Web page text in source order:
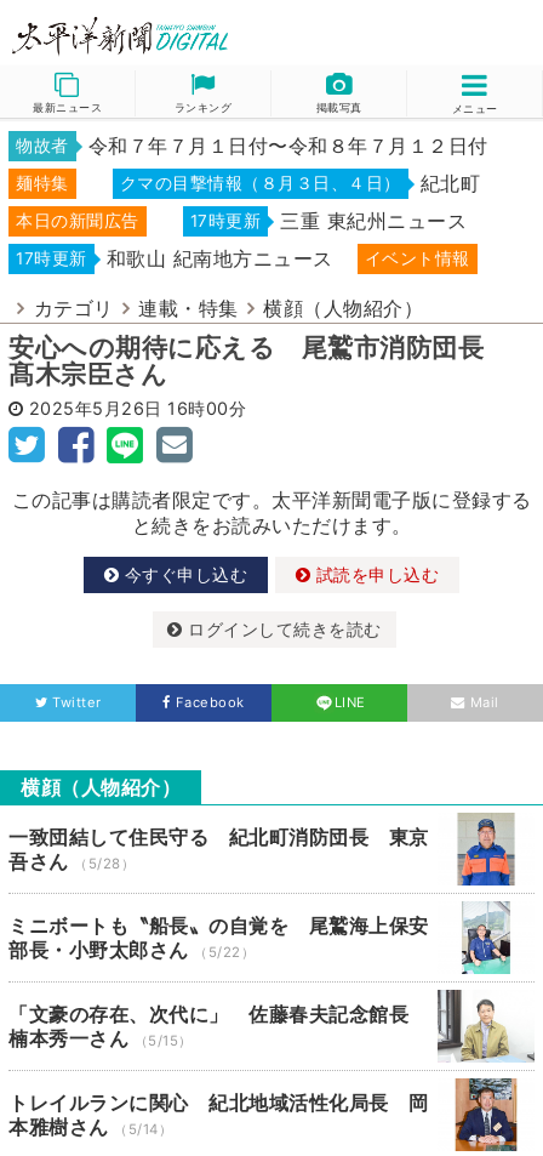
最新ニュース ランキング 掲載写真 メニュー
物故者 令和７年７月１日付〜令和８年７月１２日付
麺特集 クマの目撃情報（８月３日、４日） 紀北町
本日の新聞広告 17時更新 三重 東紀州ニュース
17時更新 和歌山 紀南地方ニュース イベント情報
カテゴリ 連載・特集 横顔（人物紹介）
安心への期待に応える 尾鷲市消防団長
髙木宗臣さん
2025年5月26日 16時00分
この記事は購読者限定です。太平洋新聞電子版に登録する
と続きをお読みいただけます。
今すぐ申し込む 試読を申し込む
ログインして続きを読む
Twitter Facebook LINE Mail
横顔（人物紹介）
一致団結して住民守る 紀北町消防団長 東京
吾さん
（5/28）
ミニボートも〝船長〟の自覚を 尾鷲海上保安
部長・小野太郎さん
（5/22）
「文豪の存在、次代に」 佐藤春夫記念館長
楠本秀一さん
（5/15）
トレイルランに関心 紀北地域活性化局長 岡
本雅樹さん
（5/14）